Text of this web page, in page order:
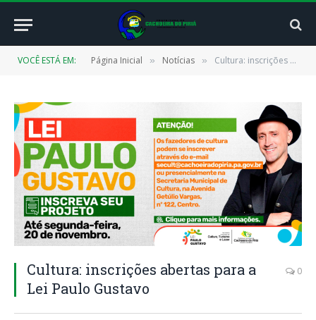
VOCÊ ESTÁ EM: Página Inicial » Notícias » Cultura: inscrições abertas para a Lei Paulo Gustavo
Cultura: inscrições abertas para a
Lei Paulo Gustavo
0